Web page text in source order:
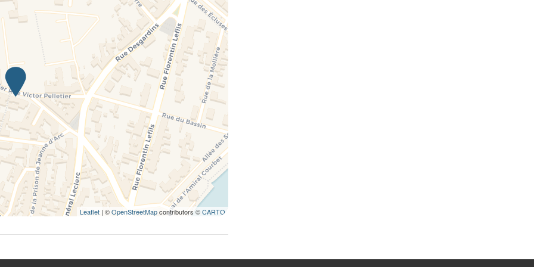
Leaflet | ©OpenStreetMapcontributors ©CARTO